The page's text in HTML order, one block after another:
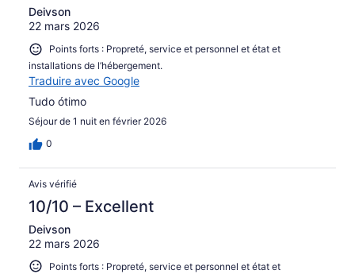
Deivson
22 mars 2026
Points forts : Propreté, service et personnel et état et
installations de l’hébergement.
Traduire avec Google
Tudo ótimo
Séjour de 1 nuit en février 2026
0
Avis vérifié
10/10 – Excellent
Deivson
22 mars 2026
Points forts : Propreté, service et personnel et état et